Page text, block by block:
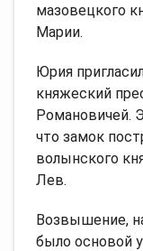
мазовецкого
Марии.
Юрия
княжеский
Романовичей.
что замок
волынского
Лев.
Возвышение,
было основой